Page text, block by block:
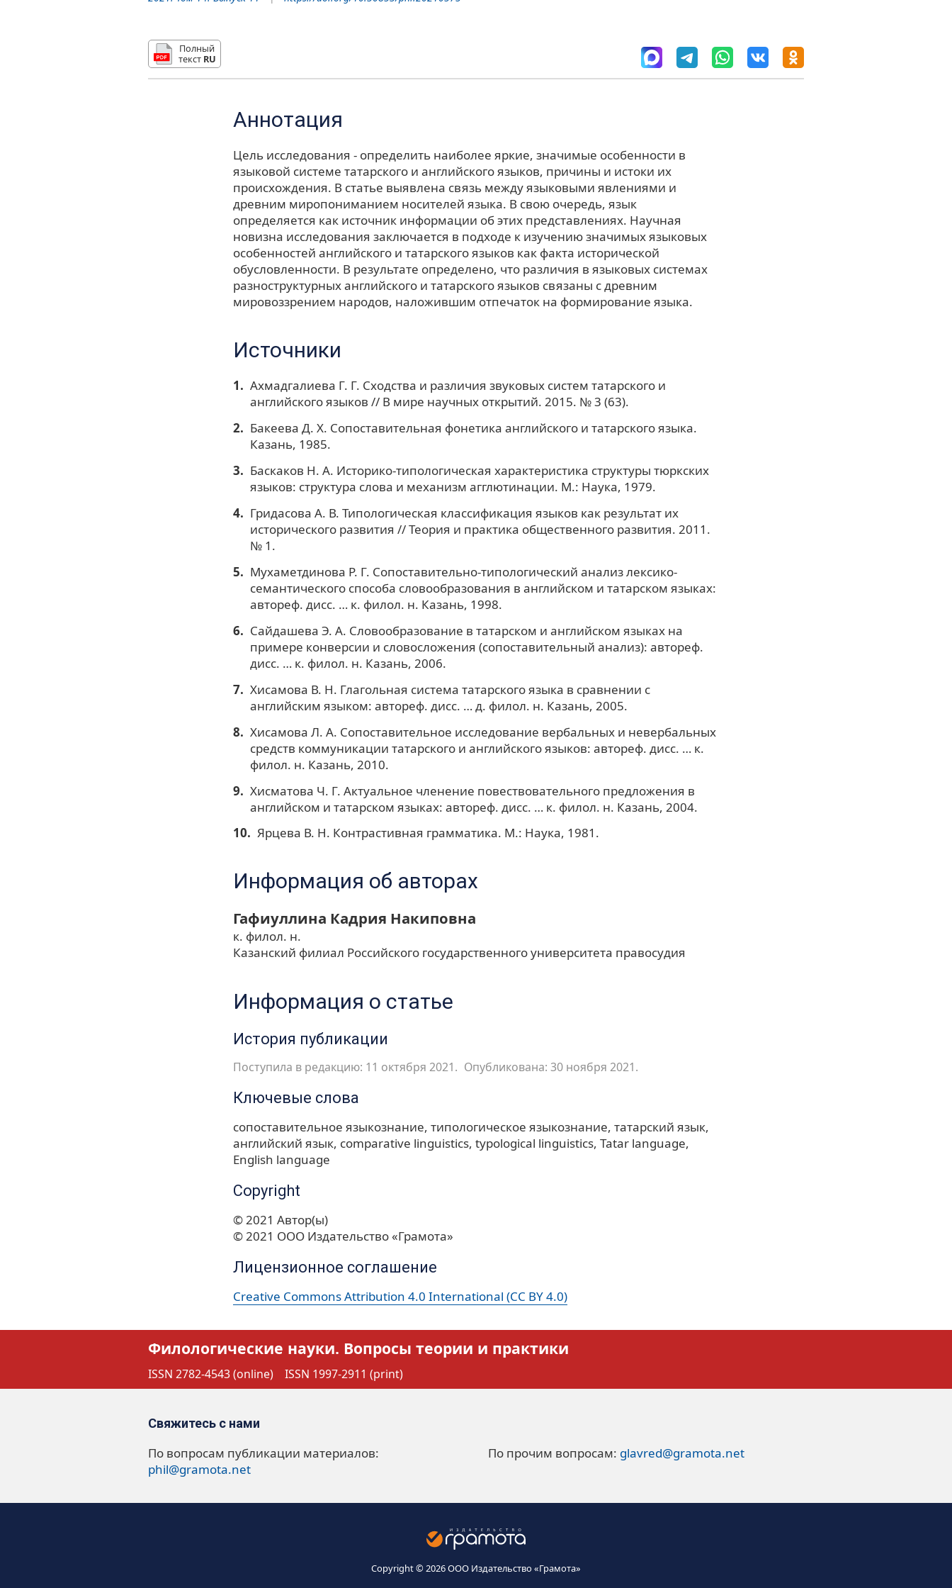
Полный
текст RU
Аннотация
Цель исследования - определить наиболее яркие, значимые особенности в
языковой системе татарского и английского языков, причины и истоки их
происхождения. В статье выявлена связь между языковыми явлениями и
древним миропониманием носителей языка. В свою очередь, язык
определяется как источник информации об этих представлениях. Научная
новизна исследования заключается в подходе к изучению значимых языковых
особенностей английского и татарского языков как факта исторической
обусловленности. В результате определено, что различия в языковых системах
разноструктурных английского и татарского языков связаны с древним
мировоззрением народов, наложившим отпечаток на формирование языка.
Источники
Ахмадгалиева Г. Г. Сходства и различия звуковых систем татарского и
английского языков // В мире научных открытий. 2015. № 3 (63).
Бакеева Д. Х. Сопоставительная фонетика английского и татарского языка.
Казань, 1985.
Баскаков H. A. Историко-типологическая характеристика структуры тюркских
языков: структура слова и механизм агглютинации. М.: Наука, 1979.
Гридасова А. В. Типологическая классификация языков как результат их
исторического развития // Теория и практика общественного развития. 2011.
№ 1.
Мухаметдинова Р. Г. Сопоставительно-типологический анализ лексико-
семантического способа словообразования в английском и татарском языках:
автореф. дисс. … к. филол. н. Казань, 1998.
Сайдашева Э. А. Словообразование в татарском и английском языках на
примере конверсии и словосложения (сопоставительный анализ): автореф.
дисс. … к. филол. н. Казань, 2006.
Хисамова В. Н. Глагольная система татарского языка в сравнении с
английским языком: автореф. дисс. … д. филол. н. Казань, 2005.
Хисамова Л. А. Сопоставительное исследование вербальных и невербальных
средств коммуникации татарского и английского языков: автореф. дисс. … к.
филол. н. Казань, 2010.
Хисматова Ч. Г. Актуальное членение повествовательного предложения в
английском и татарском языках: автореф. дисс. … к. филол. н. Казань, 2004.
Ярцева В. Н. Контрастивная грамматика. М.: Наука, 1981.
Информация об авторах
Гафиуллина Кадрия Накиповна
к. филол. н.
Казанский филиал Российского государственного университета правосудия
Информация о статье
История публикации
Поступила в редакцию: 11 октября 2021. Опубликована: 30 ноября 2021.
Ключевые слова
сопоставительное языкознание типологическое языкознание татарский язык
английский язык comparative linguistics typological linguistics Tatar language
English language
Copyright
© 2021 Автор(ы)
© 2021 ООО Издательство «Грамота»
Лицензионное соглашение
Creative Commons Attribution 4.0 International (CC BY 4.0)
Филологические науки. Вопросы теории и практики
ISSN 2782-4543 (online) ISSN 1997-2911 (print)
Свяжитесь с нами
По вопросам публикации материалов:
phil@gramota.net
По прочим вопросам: glavred@gramota.net
Copyright © 2026 ООО Издательство «Грамота»